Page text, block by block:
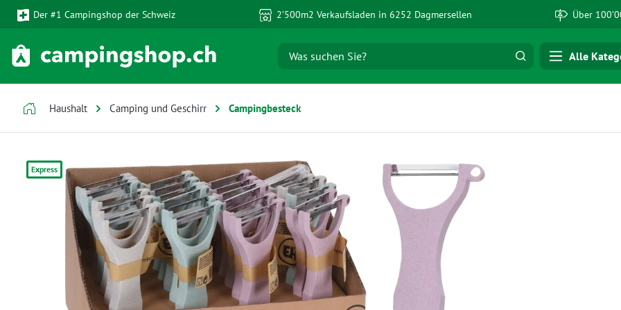
Hauptinhalt springen
Zur Suche springen
Zur Hauptnavigation springen
Der #1 Campingshop der Schweiz 2’500m2 Verkaufsladen in 6252 Dagmersellen Über
Alle
Haushalt Camping und Geschirr Campingbesteck
Express
Bildergalerie überspringen